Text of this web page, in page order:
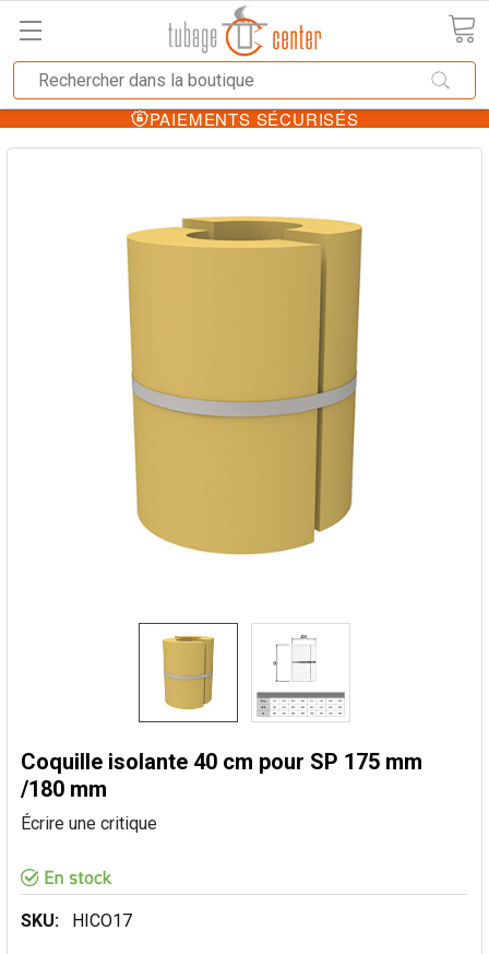
PAIEMENTS SÉCURISÉS
Coquille isolante 40 cm pour SP 175 mm
/180 mm
Écrire une critique
SKU: HICO17